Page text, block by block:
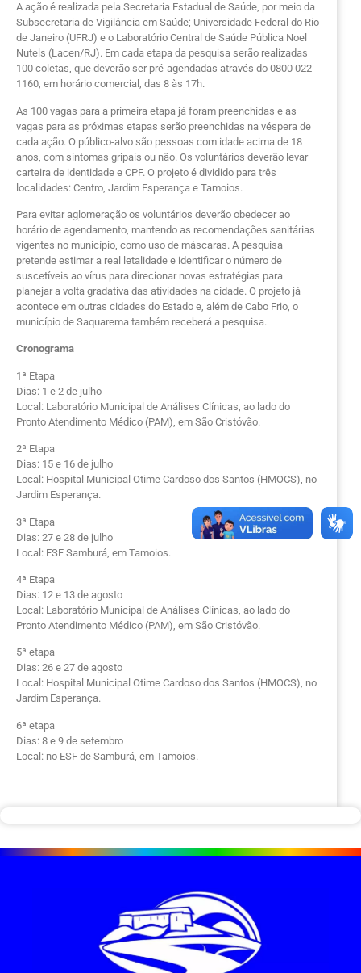
A ação é realizada pela Secretaria Estadual de Saúde, por meio da
Subsecretaria de Vigilância em Saúde; Universidade Federal do Rio
de Janeiro (UFRJ) e o Laboratório Central de Saúde Pública Noel
Nutels (Lacen/RJ). Em cada etapa da pesquisa serão realizadas
100 coletas, que deverão ser pré-agendadas através do 0800 022
1160, em horário comercial, das 8 às 17h.
As 100 vagas para a primeira etapa já foram preenchidas e as
vagas para as próximas etapas serão preenchidas na véspera de
cada ação. O público-alvo são pessoas com idade acima de 18
anos, com sintomas gripais ou não. Os voluntários deverão levar
carteira de identidade e CPF. O projeto é dividido para três
localidades: Centro, Jardim Esperança e Tamoios.
Para evitar aglomeração os voluntários deverão obedecer ao
horário de agendamento, mantendo as recomendações sanitárias
vigentes no município, como uso de máscaras. A pesquisa
pretende estimar a real letalidade e identificar o número de
suscetíveis ao vírus para direcionar novas estratégias para
planejar a volta gradativa das atividades na cidade. O projeto já
acontece em outras cidades do Estado e, além de Cabo Frio, o
município de Saquarema também receberá a pesquisa.
Cronograma
1ª Etapa
Dias: 1 e 2 de julho
Local: Laboratório Municipal de Análises Clínicas, ao lado do
Pronto Atendimento Médico (PAM), em São Cristóvão.
2ª Etapa
Dias: 15 e 16 de julho
Local: Hospital Municipal Otime Cardoso dos Santos (HMOCS), no
Jardim Esperança.
3ª Etapa
Dias: 27 e 28 de julho
Local: ESF Samburá, em Tamoios.
4ª Etapa
Dias: 12 e 13 de agosto
Local: Laboratório Municipal de Análises Clínicas, ao lado do
Pronto Atendimento Médico (PAM), em São Cristóvão.
5ª etapa
Dias: 26 e 27 de agosto
Local: Hospital Municipal Otime Cardoso dos Santos (HMOCS), no
Jardim Esperança.
6ª etapa
Dias: 8 e 9 de setembro
Local: no ESF de Samburá, em Tamoios.